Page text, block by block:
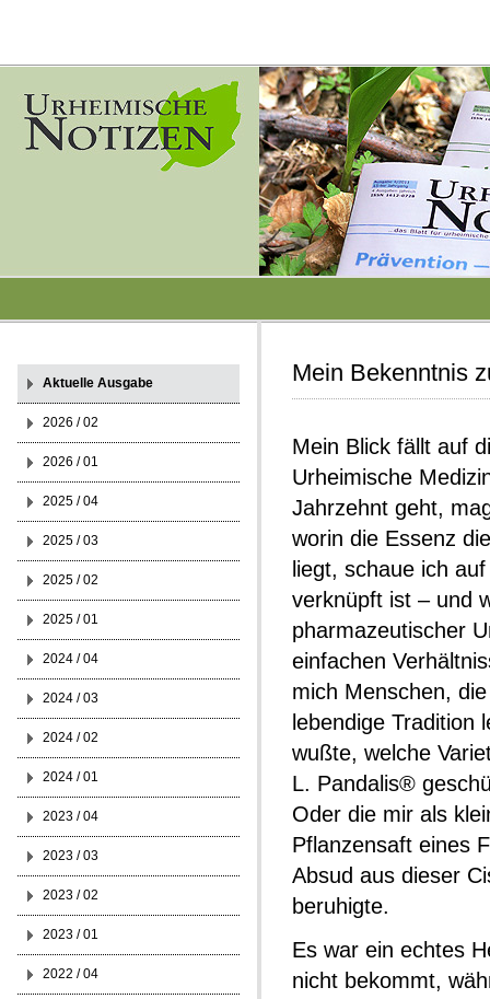
Mein Bekenntnis
Mein Blick fällt auf
Urheimische
Jahrzehnt geht,
worin die Essenz
liegt, schaue ich
verknüpft ist – und
pharmazeutischer
einfachen
mich Menschen,
lebendige Tradition
wußte, welche
L. Pandalis®
Oder die mir als
Pflanzensaft eines
Absud aus dieser
beruhigte.
Es war ein echtes
nicht bekommt,
Aktuelle Ausgabe
2026 / 02
2026 / 01
2025 / 04
2025 / 03
2025 / 02
2025 / 01
2024 / 04
2024 / 03
2024 / 02
2024 / 01
2023 / 04
2023 / 03
2023 / 02
2023 / 01
2022 / 04